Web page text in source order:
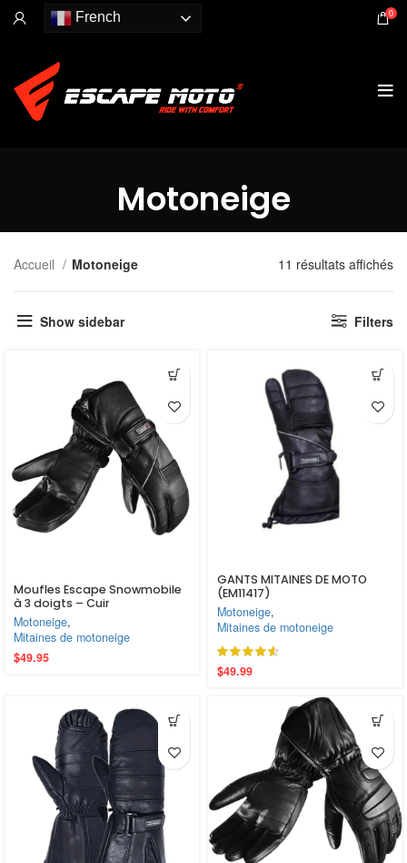
French 0
Motoneige
Accueil Motoneige 11 résultats affichés
Show sidebar Filters
Moufles Escape Snowmobile
à 3 doigts – Cuir
imperméable, chauds et
confortables
Motoneige,
Mitaines de motoneige
$49.95
GANTS MITAINES DE MOTO
(EM11417)
Motoneige,
Mitaines de motoneige
$49.99